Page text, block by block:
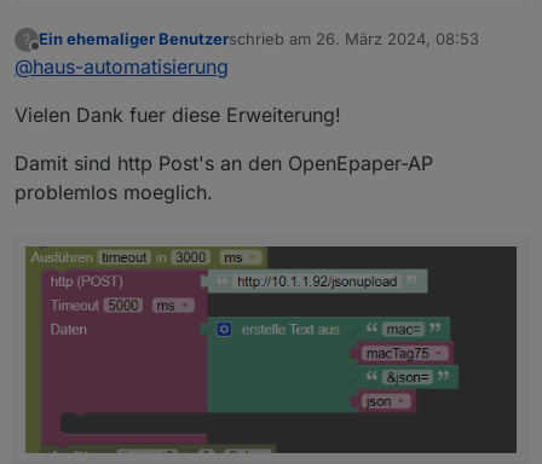
?
Offline
Ein ehemaliger Benutzerschrieb am 26. März 2024, 08:53
zuletzt editiert von
@haus-automatisierung
Vielen Dank fuer diese Erweiterung!
Damit sind http Post's an den OpenEpaper-AP
problemlos moeglich.